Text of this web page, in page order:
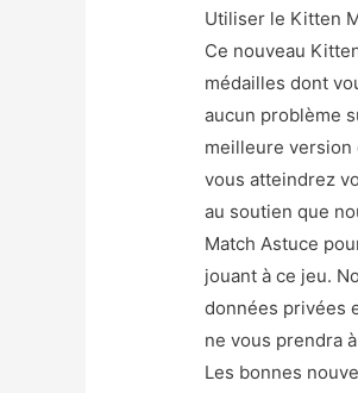
Utiliser le Kitten
Ce nouveau
médailles dont
aucun problème
meilleure version
vous atteindrez
au soutien que
Match Astuce
jouant à ce jeu.
données privées
ne vous prendra
Les bonnes